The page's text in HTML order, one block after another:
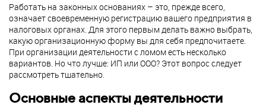
Работать на законных основаниях – это, прежде всего,
означает своевременную регистрацию вашего предприятия в
налоговых органах. Для этого первым делать важно выбрать,
какую организационную форму вы для себя предпочитаете.
При организации деятельности с ломом есть несколько
вариантов. Но что лучше: ИП или ООО? Этот вопрос следует
рассмотреть тщательно.
Основные аспекты деятельности